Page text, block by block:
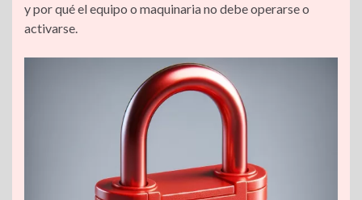
y por qué el equipo o maquinaria no debe operarse o
activarse.